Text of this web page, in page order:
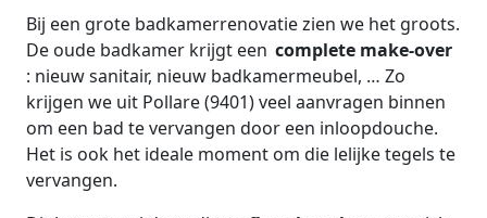
Bij een grote badkamerrenovatie zien we het groots.
De oude badkamer krijgt een complete make-over
: nieuw sanitair, nieuw badkamermeubel, … Zo
krijgen we uit Pollare (9401) veel aanvragen binnen
om een bad te vervangen door een inloopdouche.
Het is ook het ideale moment om die lelijke tegels te
vervangen.